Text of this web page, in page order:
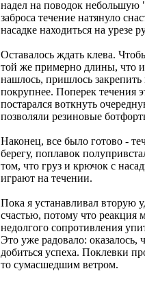
надел на поводок небольшую
заброса течение натянуло
насадке находиться на урезе
Оставалось ждать клева.
той же примерно длины, что
нашлось, пришлось
покрупнее. Поперек течения
постарался воткнуть
позволяли резиновые
Наконец, все было готово -
берегу, поплавок
том, что груз и крючок с
играют на течении.
Пока я устанавливал вторую
счастью, потому что реакция
недолгого сопротивления
Это уже радовало:
добиться успеха. Поклевки
то сумасшедшим ветром.